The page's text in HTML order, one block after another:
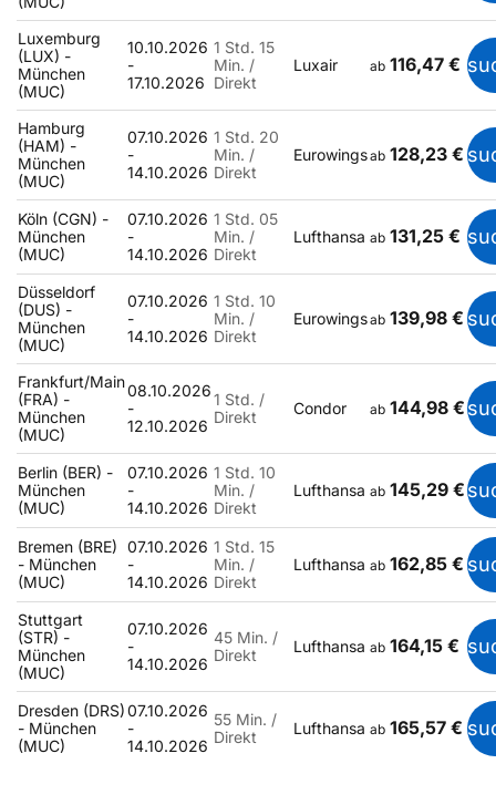
Luxemburg
(LUX) -
München
(MUC)
10.10.2026
-
17.10.2026
1 Std. 15
Min. /
Direkt
Luxair ab 116,47 €
Hamburg
(HAM) -
München
(MUC)
07.10.2026
-
14.10.2026
1 Std. 20
Min. /
Direkt
Eurowingsab 128,23 €
Köln (CGN) -
München
(MUC)
07.10.2026
-
14.10.2026
1 Std. 05
Min. /
Direkt
Lufthansa ab 131,25 €
Düsseldorf
(DUS) -
München
(MUC)
07.10.2026
-
14.10.2026
1 Std. 10
Min. /
Direkt
Eurowingsab 139,98 €
Frankfurt/Main
(FRA) -
München
(MUC)
08.10.2026
-
12.10.2026
1 Std. /
Direkt
Condor ab 144,98 €
Berlin (BER) -
München
(MUC)
07.10.2026
-
14.10.2026
1 Std. 10
Min. /
Direkt
Lufthansa ab 145,29 €
Bremen (BRE)
- München
(MUC)
07.10.2026
-
14.10.2026
1 Std. 15
Min. /
Direkt
Lufthansa ab 162,85 €
Stuttgart
(STR) -
München
(MUC)
07.10.2026
-
14.10.2026
45 Min. /
Direkt
Lufthansa ab 164,15 €
Dresden (DRS)
- München
(MUC)
07.10.2026
-
14.10.2026
55 Min. /
Direkt
Lufthansa ab 165,57 €